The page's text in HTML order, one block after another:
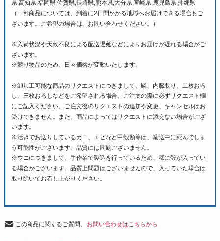
県,高知県,福岡県,佐賀県,長崎県,熊本県,大分県,宮崎県,鹿児島県,沖縄県
（一部商品については、到着に2日間かかる地域へお届けできる場合もご
ざいます。ご希望の場合は、お問い合わせください。）
※入荷状況や天候不良による配送遅延などによりお届けが遅れる場合がご
ざいます。
※競り物品のため、日々価格が変動いたします。
※卸加工可能な商品のリクエストにつきまして、鱗、内臓取り、二枚おろ
し、三枚おろしなどをご希望される場合、ご注文の際に必ずリクエスト欄
にご記入ください。ご注文後のリクエストの追加や変更、キャンセルはお
受けできません。また、商品によってはリクエストに添えない場合がござ
います。
※活きでお送りしているカニ、エビなど甲殻類等は、輸送中に死んでしま
う可能性がございます。品質には問題ございません。
※ウニにつきまして、手作業で製造を行っているため、稀に殻が入ってい
る場合がございます。品質上問題はございませんので、入っていた場合は
取り除いてお召し上がりください。
この商品に関するご質問、 お問い合わせはこちらから